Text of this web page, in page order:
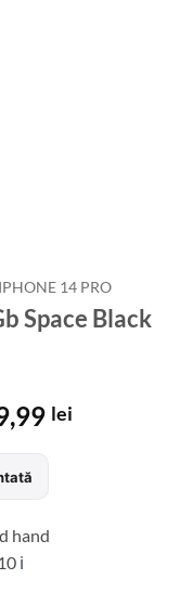
IPHONE 14 PRO
Space Black
leiPrețul
hand
ℹ️